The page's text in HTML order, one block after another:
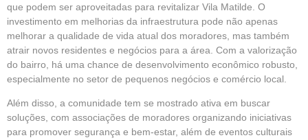
que podem ser aproveitadas para revitalizar Vila Matilde. O
investimento em melhorias da infraestrutura pode não apenas
melhorar a qualidade de vida atual dos moradores, mas também
atrair novos residentes e negócios para a área. Com a valorização
do bairro, há uma chance de desenvolvimento econômico robusto,
especialmente no setor de pequenos negócios e comércio local.
Além disso, a comunidade tem se mostrado ativa em buscar
soluções, com associações de moradores organizando iniciativas
para promover segurança e bem-estar, além de eventos culturais